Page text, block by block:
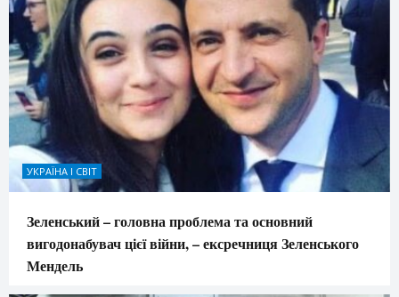
УКРАЇНА І СВІТ
Зеленський – головна проблема та основний
вигодонабувач цієї війни, – ексречниця Зеленського
Мендель